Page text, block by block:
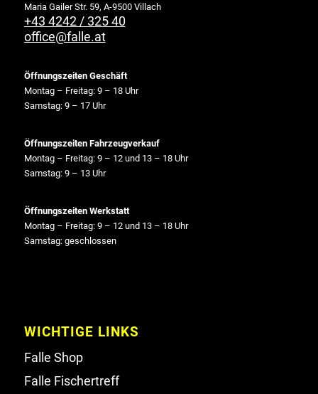
Maria Gailer Str. 59, A-9500 Villach
+43 4242 / 325 40
office@falle.at
Öffnungszeiten Geschäft
Montag – Freitag: 9 – 18 Uhr
Samstag: 9 – 17 Uhr
Öffnungszeiten Fahrzeugverkauf
Montag – Freitag: 9 – 12 und 13 – 18 Uhr
Samstag: 9 – 13 Uhr
Öffnungszeiten Werkstatt
Montag – Freitag: 9 – 12 und 13 – 18 Uhr
Samstag: geschlossen
WICHTIGE LINKS
Falle Shop
Falle Fischertreff